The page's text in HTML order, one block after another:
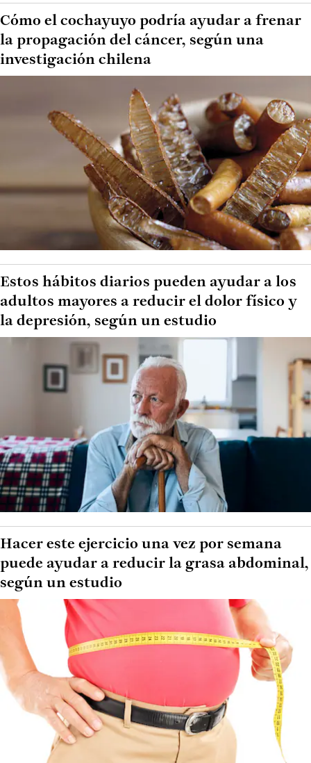
Cómo el cochayuyo podría ayudar a frenar
la propagación del cáncer, según una
investigación chilena
Estos hábitos diarios pueden ayudar a los
adultos mayores a reducir el dolor físico y
la depresión, según un estudio
Hacer este ejercicio una vez por semana
puede ayudar a reducir la grasa abdominal,
según un estudio